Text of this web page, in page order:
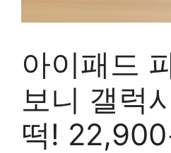
아이패드
보니 갤럭
떡! 22,900